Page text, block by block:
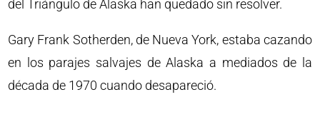
del Triángulo de Alaska han quedado sin resolver.
Gary Frank Sotherden, de Nueva York, estaba cazando
en los parajes salvajes de Alaska a mediados de la
década de 1970 cuando desapareció.